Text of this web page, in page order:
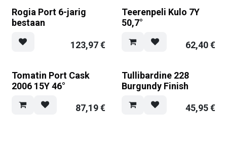
Rogia Port 6-jarig
bestaan
123,97€
Teerenpeli Kulo 7Y
50,7°
62,40€
Tomatin Port Cask
2006 15Y 46°
87,19€
Tullibardine 228
Burgundy Finish
45,95€